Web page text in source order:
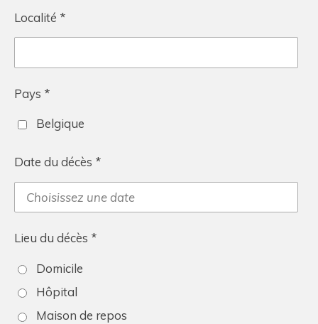
Localité *
Pays *
Belgique
Date du décès *
Lieu du décès *
Domicile
Hôpital
Maison de repos